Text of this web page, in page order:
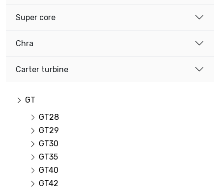
Super core
Chra
Carter turbine
GT
GT28
GT29
GT30
GT35
GT40
GT42